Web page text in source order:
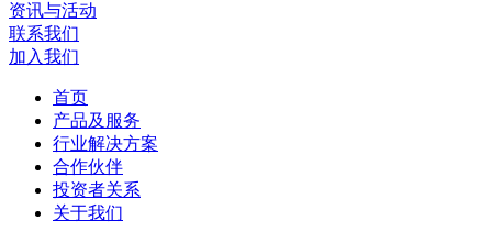
资讯与活动
联系我们
加入我们
首页
产品及服务
行业解决方案
合作伙伴
投资者关系
关于我们